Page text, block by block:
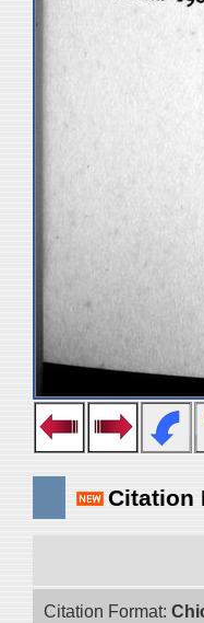
Citation
Citation Format: